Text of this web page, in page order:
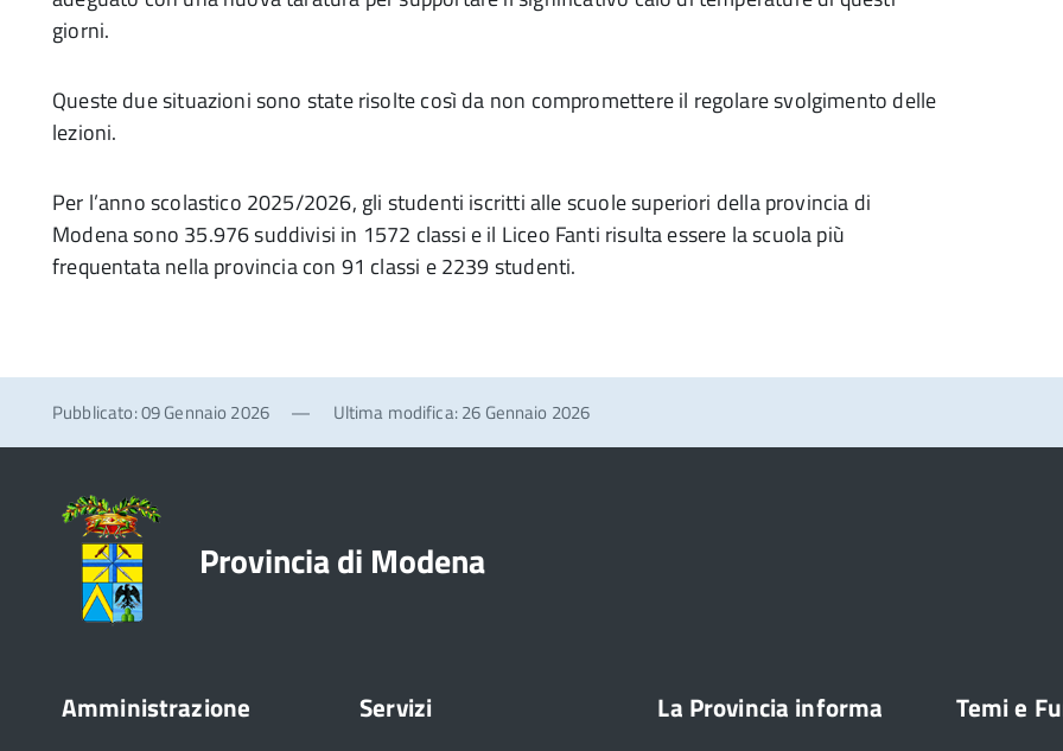
giorni.
Queste due situazioni sono state risolte così da non compromettere il regolare svolgimento delle
lezioni.
Per l’anno scolastico 2025/2026, gli studenti iscritti alle scuole superiori della provincia di
Modena sono 35.976 suddivisi in 1572 classi e il Liceo Fanti risulta essere la scuola più
frequentata nella provincia con 91 classi e 2239 studenti.
Pubblicato: 09 Gennaio 2026 — Ultima modifica: 26 Gennaio 2026
Provincia di Modena
Amministrazione Servizi La Provincia informa Temi e